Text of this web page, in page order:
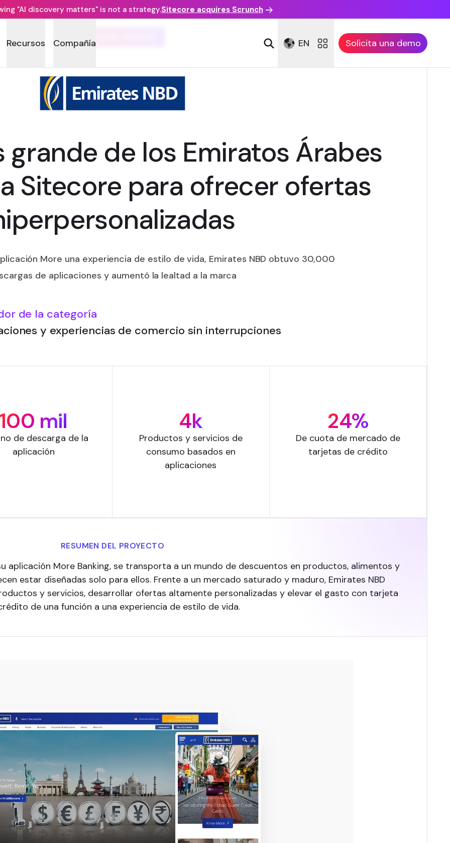
"AI discovery matters" is not a strategy.Sitecore acquires Scrunch
Recursos Compañía EN Solicita una demo
grande de los Emiratos Árabes
Sitecore para ofrecer ofertas
More una experiencia de estilo de vida, Emirates NBD obtuvo 30,000
de aplicaciones y aumentó la lealtad a la marca
de la categoría
y experiencias de comercio sin interrupciones
100 mil
de descarga de la
aplicación
4k
Productos y servicios de
consumo basados en
aplicaciones
24%
De cuota de mercado de
tarjetas de crédito
RESUMEN DEL PROYECTO
aplicación More Banking, se transporta a un mundo de descuentos en productos, alimentos y
estar diseñadas solo para ellos. Frente a un mercado saturado y maduro, Emirates NBD
y servicios, desarrollar ofertas altamente personalizadas y elevar el gasto con tarjeta
de una función a una experiencia de estilo de vida.